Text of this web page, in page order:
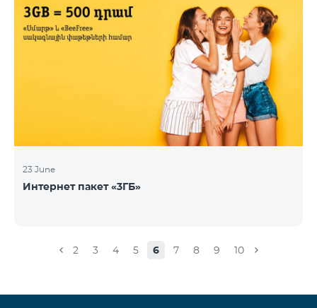
23 June
Интернет пакет «3ГБ»
2 3 4 5 6 7 8 9 10